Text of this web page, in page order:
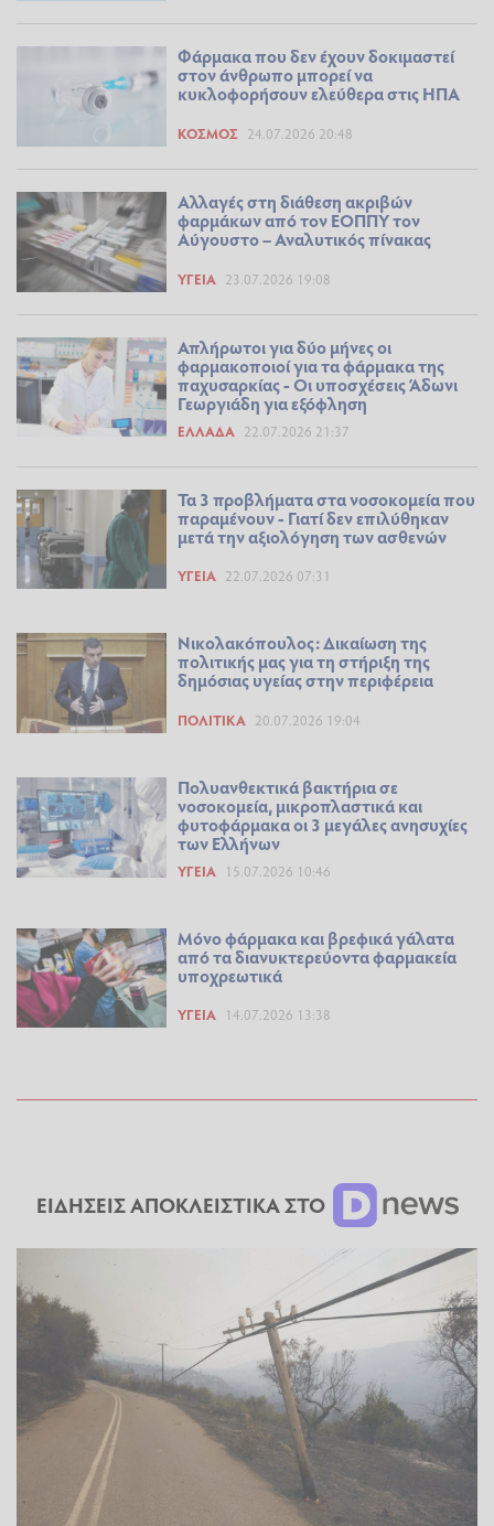
Φάρμακα που δεν έχουν δοκιμαστεί
στον άνθρωπο μπορεί να
κυκλοφορήσουν ελεύθερα στις ΗΠΑ
ΚΌΣΜΟΣ 24.07.2026 20:48
Αλλαγές στη διάθεση ακριβών
φαρμάκων από τον ΕΟΠΠΥ τον
Αύγουστο – Αναλυτικός πίνακας
ΥΓΕΊΑ 23.07.2026 19:08
Απλήρωτοι για δύο μήνες οι
φαρμακοποιοί για τα φάρμακα της
παχυσαρκίας - Οι υποσχέσεις Άδωνι
Γεωργιάδη για εξόφληση
ΕΛΛΆΔΑ 22.07.2026 21:37
Τα 3 προβλήματα στα νοσοκομεία που
παραμένουν - Γιατί δεν επιλύθηκαν
μετά την αξιολόγηση των ασθενών
ΥΓΕΊΑ 22.07.2026 07:31
Νικολακόπουλος: Δικαίωση της
πολιτικής μας για τη στήριξη της
δημόσιας υγείας στην περιφέρεια
ΠΟΛΙΤΙΚΆ 20.07.2026 19:04
Πολυανθεκτικά βακτήρια σε
νοσοκομεία, μικροπλαστικά και
φυτοφάρμακα οι 3 μεγάλες ανησυχίες
των Ελλήνων
ΥΓΕΊΑ 15.07.2026 10:46
Μόνο φάρμακα και βρεφικά γάλατα
από τα διανυκτερεύοντα φαρμακεία
υποχρεωτικά
ΥΓΕΊΑ 14.07.2026 13:38
ΕΙΔΗΣΕΙΣ ΑΠΟΚΛΕΙΣΤΙΚΑ ΣΤΟ